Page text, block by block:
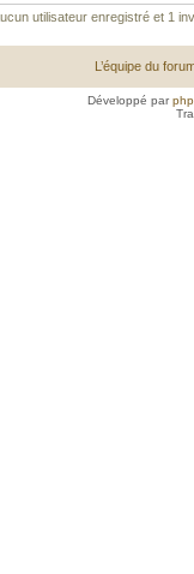
utilisateur enregistré et 1
L’équipe du
Développé par